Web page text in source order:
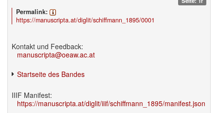
Permalink:
https://manuscripta.at/diglit/schiffmann_1895/0001
Kontakt und Feedback:
manuscripta@oeaw.ac.at
Startseite des Bandes
IIIF Manifest:
https://manuscripta.at/diglit/iiif/schiffmann_1895/manifest.json